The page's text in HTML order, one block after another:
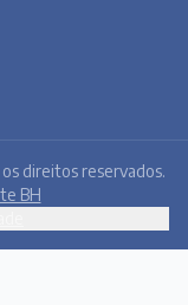
direitos reservados.
BH